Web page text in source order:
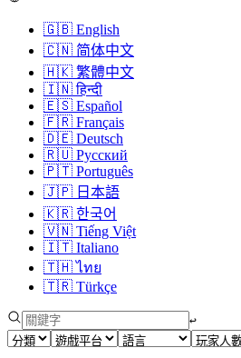
🇬🇧 English
🇨🇳 简体中文
🇭🇰 繁體中文
🇮🇳 हिन्दी
🇪🇸 Español
🇫🇷 Français
🇩🇪 Deutsch
🇷🇺 Русский
🇵🇹 Português
🇯🇵 日本語
🇰🇷 한국어
🇻🇳 Tiếng Việt
🇮🇹 Italiano
🇹🇭 ไทย
🇹🇷 Türkçe
↩︎